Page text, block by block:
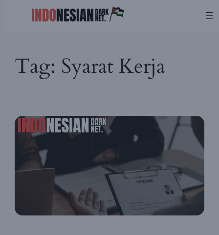
content
Tag: Syarat Kerja